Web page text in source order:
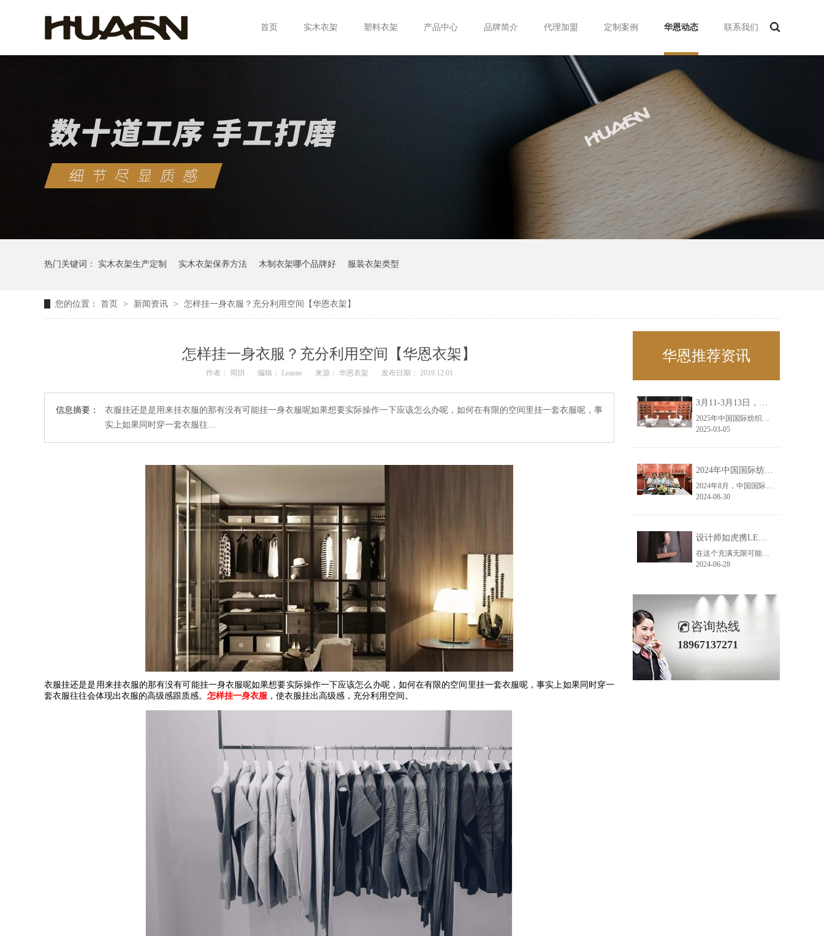
首页 实木衣架 塑料衣架 产品中心 品牌简介 代理加盟 定制案例 华恩动态 联系我们
热门关键词： 实木衣架生产定制 实木衣架保养方法 木制衣架哪个品牌好 服装衣架类型
您的位置： 首页 > 新闻资讯 > 怎样挂一身衣服？充分利用空间【华恩衣架】
怎样挂一身衣服？充分利用空间【华恩衣架】
作者： 周玥 编辑： Leanne 来源： 华恩衣架 发布日期： 2019.12.01
信息摘要：
衣服挂还是是用来挂衣服的那有没有可能挂一身衣服呢如果想要实际操作一下应该怎么办呢，如何在有限的空间里挂一套衣服呢，事
实上如果同时穿一套衣服往…
衣服挂还是是用来挂衣服的那有没有可能挂一身衣服呢如果想要实际操作一下应该怎么办呢，如何在有限的空间里挂一套衣服呢，事实上如果同时穿一
套衣服往往会体现出衣服的高级感跟质感。 怎样挂一身衣服 ，使衣服挂出高级感，充分利用空间。
华恩推荐资讯
3月11-3月13日，华恩诚邀您共赴上海面辅料春夏展——华恩
2025年中国国际纺织面料及辅料（春夏）博览会即将盛大开启！感谢您对华恩品牌的关注！3.11-3.13，杭州华恩（LEMONLEE）诚邀您共赴这场春日的宴会！
2025-03-05
2024年中国国际纺织面料及辅料（秋冬）博览会完美收官！——华恩
2024年8月，中国国际纺织面料及辅料（秋冬）博览会完美收官！作为一家拥有30年历史的专业衣架制造商，我们非常荣幸能够参与这一盛会，并在此期间与众多客户进行了广泛而深入的交流。
2024-08-30
设计师如虎携LEMONLEE红雪松礼盒荣获第六届未来·已来香港新锐当代设计奖铜奖
在这个充满无限可能的2024年夏季，LEMONLEE品牌设计师如虎以其非凡的创意与对自然的深刻理解，精心打造的红雪松木球礼盒，在“2024未来·已来——第六届香港新锐当代设计奖”中摘得铜奖。这不仅是对设计师如虎原创设计能力的嘉奖，更是对LEMONLEE品牌的高度认可。
2024-06-28
咨询热线
18967137271